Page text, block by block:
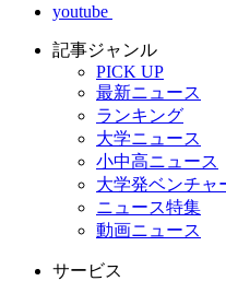
youtube
記事ジャンル
PICK UP
最新ニュース
ランキング
大学ニュース
小中高ニュース
大学発ベンチャ
ニュース特集
動画ニュース
サービス